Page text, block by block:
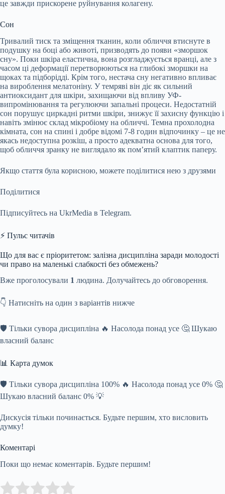
це завжди прискорене руйнування колагену.
Сон
Тривалий тиск та зміщення тканин, коли обличчя втиснуте в
подушку на боці або животі, призводять до появи «зморшок
сну». Поки шкіра еластична, вона розгладжується вранці, але з
часом ці деформації перетворюються на глибокі зморшки на
щоках та підборідді. Крім того, нестача сну негативно впливає
на вироблення мелатоніну. У темряві він діє як сильний
антиоксидант для шкіри, захищаючи від впливу УФ-
випромінювання та регулюючи запальні процеси. Недостатній
сон порушує циркадні ритми шкіри, знижує її захисну функцію і
навіть змінює склад мікробіому на обличчі. Темна прохолодна
кімната, сон на спині і добре відомі 7-8 годин відпочинку – це не
якась недоступна розкіш, а просто адекватна основа для того,
щоб обличчя зранку не виглядало як пом’ятий клаптик паперу.
Якщо стаття була корисною, можете поділитися нею з друзями
Поділитися
Підписуйтесь на UkrMedia в Telegram.
⚡ Пульс читачів
Що для вас є пріоритетом: залізна дисципліна заради молодості
чи право на маленькі слабкості без обмежень?
Вже проголосували 1 людина. Долучайтесь до обговорення.
👇 Натисніть на один з варіантів нижче
🛡️ Тільки сувора дисципліна 🔥 Насолода понад усе 🤔 Шукаю
власний баланс
📊 Карта думок
🛡️ Тільки сувора дисципліна 100% 🔥 Насолода понад усе 0% 🤔
Шукаю власний баланс 0% 💡
Дискусія тільки починається. Будьте першим, хто висловить
думку!
Коментарі
Поки що немає коментарів. Будьте першим!
Rate this item: